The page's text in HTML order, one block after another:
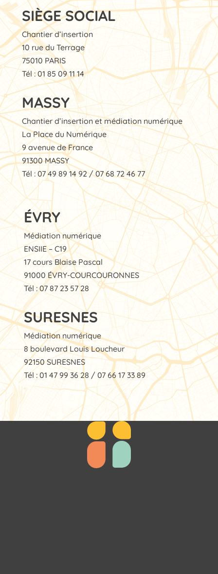
SIÈGE SOCIAL
Chantier d’insertion
10 rue du Terrage
75010 PARIS
Tél : 01 85 09 11 14
MASSY
Chantier d’insertion et médiation numérique
La Place du Numérique
9 avenue de France
91300 MASSY
Tél : 07 49 89 14 92 / 07 68 72 46 77
ÉVRY
Médiation numérique
ENSIIE – C19
17 cours Blaise Pascal
91000 ÉVRY-COURCOURONNES
Tél : 07 87 23 57 28
SURESNES
Médiation numérique
8 boulevard Louis Loucheur
92150 SURESNES
Tél : 01 47 99 36 28 / 07 66 17 33 89